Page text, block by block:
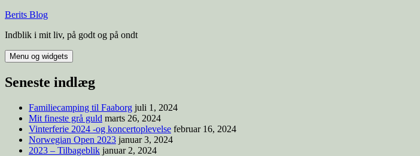
Hop
indhold
Berits Blog
Indblik i mit liv, på godt og på ondt
Menu og widgets
Seneste indlæg
Familiecamping til Faaborg juli 1, 2024
Mit fineste grå guld marts 26, 2024
Vinterferie 2024 -og koncertoplevelse februar 16, 2024
Norwegian Open 2023 januar 3, 2024
2023 – Tilbageblik januar 2, 2024